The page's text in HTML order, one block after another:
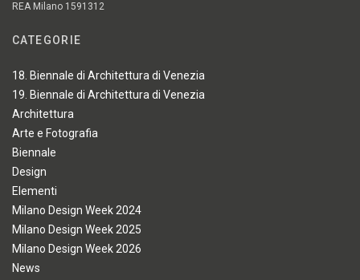
REA Milano 1591312
CATEGORIE
18. Biennale di Architettura di Venezia
19. Biennale di Architettura di Venezia
Architettura
Arte e Fotografia
Biennale
Design
Elementi
Milano Design Week 2024
Milano Design Week 2025
Milano Design Week 2026
News